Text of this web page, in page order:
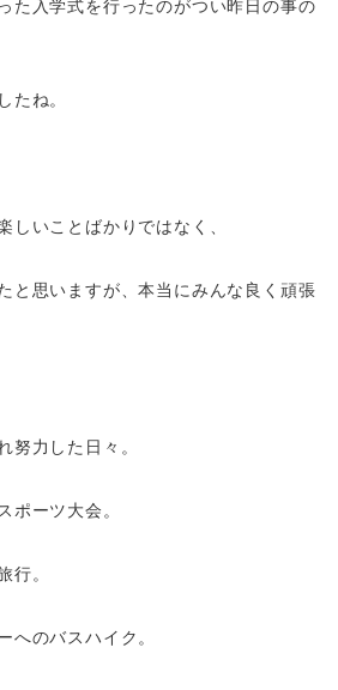
た入学式を行ったのがつい昨日の事の
たね。
しいことばかりではなく、
と思いますが、本当にみんな良く頑張
努力した日々。
ポーツ大会。
行。
へのバスハイク。